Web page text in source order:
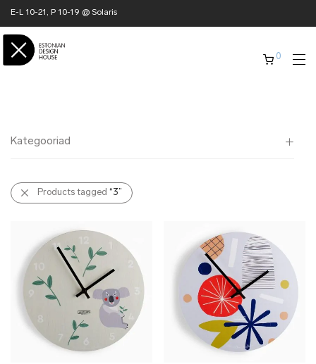
E-L 10-21, P 10-19 @ Solaris
0
Kategooriad
Kõik
✖ KODU
✖ AKSESSUAARID
✖ KINGITUSED
✖ ONLY @ EDH
✖ LÕPUMÜÜK
✖ DISAINERID
Products tagged “3”